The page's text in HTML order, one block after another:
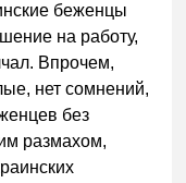
беженцы
на работу,
Впрочем,
нет сомнений,
без
размахом,